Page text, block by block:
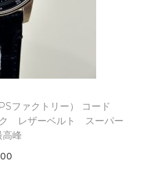
ファクトリー） コード
レザーベルト スーパー
高峰